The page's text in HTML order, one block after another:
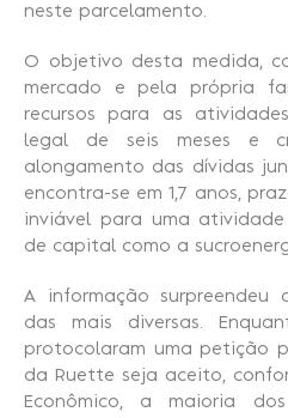
neste parcelamento.
O objetivo desta medida,
mercado e pela própria
recursos para as
legal de seis meses e
alongamento das dívidas
encontra-se em 1,7 anos,
inviável para uma
de capital como a
A informação surpreendeu
das mais diversas.
protocolaram uma petição
da Ruette seja aceito,
Econômico, a maioria